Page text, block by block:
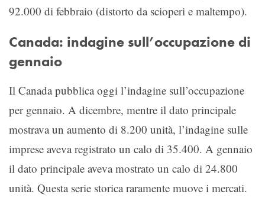
92.000 di febbraio (distorto da scioperi e maltempo).
Canada: indagine sull’occupazione di
gennaio
Il Canada pubblica oggi l’indagine sull’occupazione
per gennaio. A dicembre, mentre il dato principale
mostrava un aumento di 8.200 unità, l’indagine sulle
imprese aveva registrato un calo di 35.400. A gennaio
il dato principale aveva mostrato un calo di 24.800
unità. Questa serie storica raramente muove i mercati.